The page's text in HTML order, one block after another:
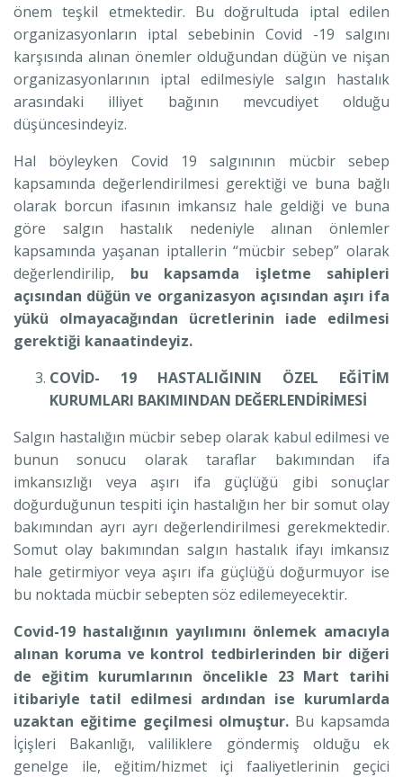
önem teşkil etmektedir. Bu doğrultuda iptal edilen
organizasyonların iptal sebebinin Covid -19 salgını
karşısında alınan önemler olduğundan düğün ve nişan
organizasyonlarının iptal edilmesiyle salgın hastalık
arasındaki illiyet bağının mevcudiyet olduğu
düşüncesindeyiz.
Hal böyleyken Covid 19 salgınının mücbir sebep
kapsamında değerlendirilmesi gerektiği ve buna bağlı
olarak borcun ifasının imkansız hale geldiği ve buna
göre salgın hastalık nedeniyle alınan önlemler
kapsamında yaşanan iptallerin “mücbir sebep” olarak
değerlendirilip, bu kapsamda işletme sahipleri
açısından düğün ve organizasyon açısından aşırı ifa
yükü olmayacağından ücretlerinin iade edilmesi
gerektiği kanaatindeyiz.
COVİD- 19 HASTALIĞININ ÖZEL EĞİTİM
KURUMLARI BAKIMINDAN DEĞERLENDİRİMESİ
Salgın hastalığın mücbir sebep olarak kabul edilmesi ve
bunun sonucu olarak taraflar bakımından ifa
imkansızlığı veya aşırı ifa güçlüğü gibi sonuçlar
doğurduğunun tespiti için hastalığın her bir somut olay
bakımından ayrı ayrı değerlendirilmesi gerekmektedir.
Somut olay bakımından salgın hastalık ifayı imkansız
hale getirmiyor veya aşırı ifa güçlüğü doğurmuyor ise
bu noktada mücbir sebepten söz edilemeyecektir.
Covid-19 hastalığının yayılımını önlemek amacıyla
alınan koruma ve kontrol tedbirlerinden bir diğeri
de eğitim kurumlarının öncelikle 23 Mart tarihi
itibariyle tatil edilmesi ardından ise kurumlarda
uzaktan eğitime geçilmesi olmuştur. Bu kapsamda
İçişleri Bakanlığı, valiliklere göndermiş olduğu ek
genelge ile, eğitim/hizmet içi faaliyetlerinin geçici